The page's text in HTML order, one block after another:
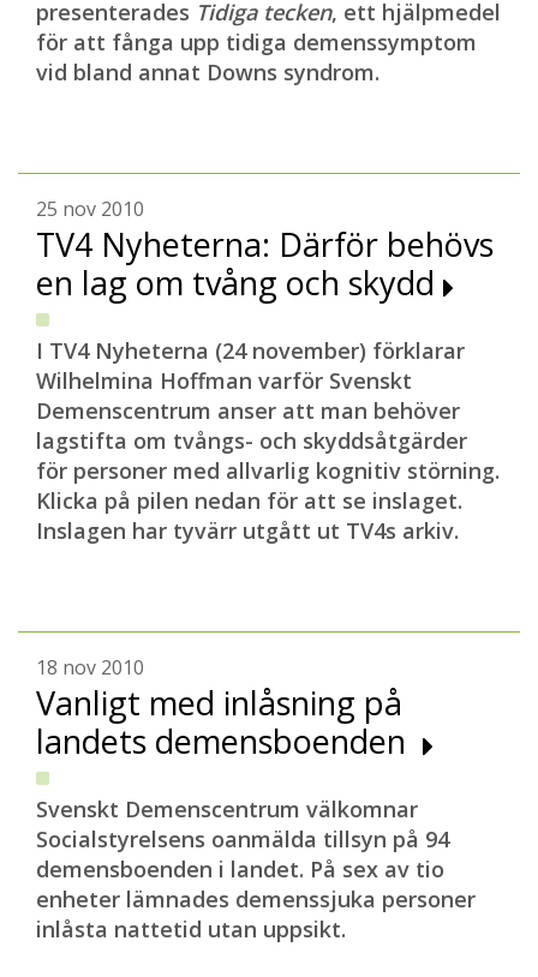
presenterades Tidiga tecken, ett hjälpmedel
för att fånga upp tidiga demenssymptom
vid bland annat Downs syndrom.
25 nov 2010
TV4 Nyheterna: Därför behövs
en lag om tvång och skydd
I TV4 Nyheterna (24 november) förklarar
Wilhelmina Hoffman varför Svenskt
Demenscentrum anser att man behöver
lagstifta om tvångs- och skyddsåtgärder
för personer med allvarlig kognitiv störning.
Klicka på pilen nedan för att se inslaget.
Inslagen har tyvärr utgått ut TV4s arkiv.
18 nov 2010
Vanligt med inlåsning på
landets demensboenden
Svenskt Demenscentrum välkomnar
Socialstyrelsens oanmälda tillsyn på 94
demensboenden i landet. På sex av tio
enheter lämnades demenssjuka personer
inlåsta nattetid utan uppsikt.